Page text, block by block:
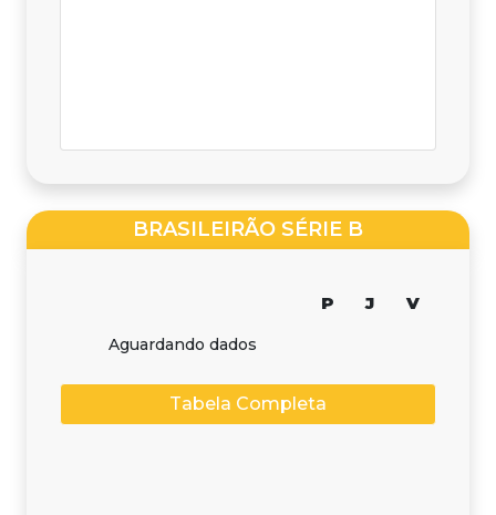
BRASILEIRÃO SÉRIE B
P J V
Aguardando dados
Tabela Completa